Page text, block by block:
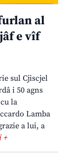
al
e vîf
sul Cjiscjel
i 50 agns
la
Lamba
a lui, a
+